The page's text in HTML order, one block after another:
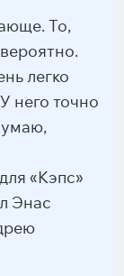
То,
легко
него точно
«Кэпс»
Энас